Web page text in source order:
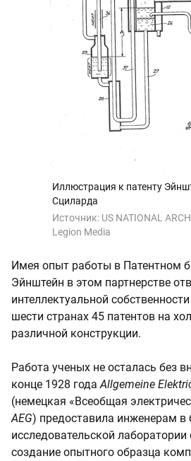
Иллюстрация к патенту
Сциларда
Источник: US NATIONAL
Legion Media
Имея опыт работы в Патентном
Эйнштейн в этом партнерстве
интеллектуальной
шести странах 45 патентов на
различной конструкции.
Работа ученых не осталась без
конце 1928 годаAllgemeine
(немецкая «Всеобщая
AEG) предоставила инженерам в
исследовательской лаборатории
создание опытного образца